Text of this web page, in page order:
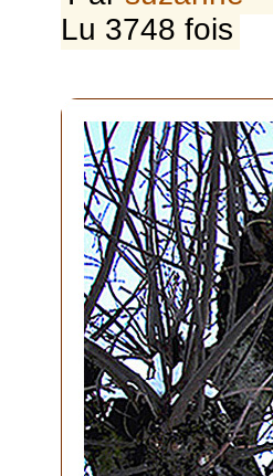
Lu 3748 fois